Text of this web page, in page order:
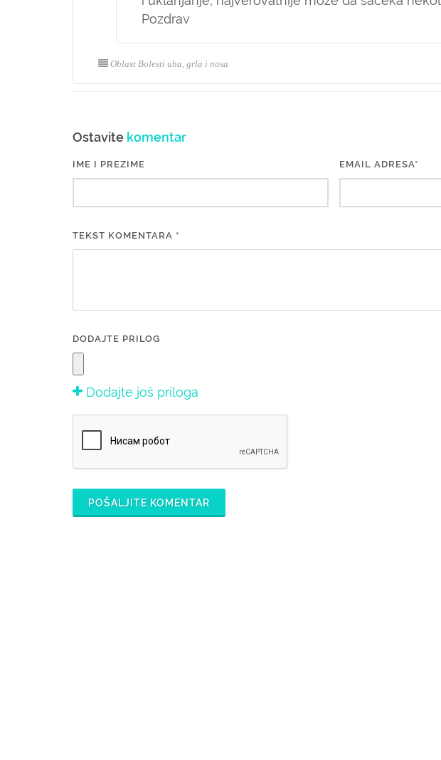
Pozdrav
Oblast Bolesti uha, grla i nosa
Ostavite komentar
IME I PREZIME EMAIL ADRESA*
TEKST KOMENTARA *
DODAJTE PRILOG
Dodajte još priloga
POŠALJITE KOMENTAR